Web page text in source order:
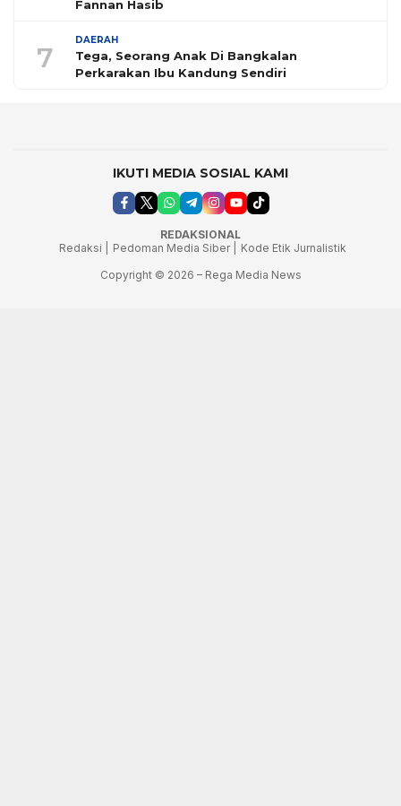
Fannan Hasib
7
DAERAH
Tega, Seorang Anak Di Bangkalan
Perkarakan Ibu Kandung Sendiri
IKUTI MEDIA SOSIAL KAMI
REDAKSIONAL
Redaksi |
Pedoman Media Siber |
Kode Etik Jurnalistik
Copyright © 2026 – Rega Media News